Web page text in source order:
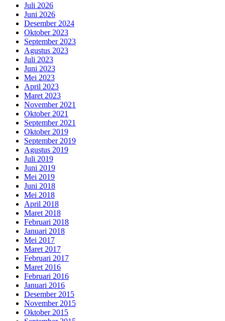
Juli 2026
Juni 2026
Desember 2024
Oktober 2023
September 2023
Agustus 2023
Juli 2023
Juni 2023
Mei 2023
April 2023
Maret 2023
November 2021
Oktober 2021
September 2021
Oktober 2019
September 2019
Agustus 2019
Juli 2019
Juni 2019
Mei 2019
Juni 2018
Mei 2018
April 2018
Maret 2018
Februari 2018
Januari 2018
Mei 2017
Maret 2017
Februari 2017
Maret 2016
Februari 2016
Januari 2016
Desember 2015
November 2015
Oktober 2015